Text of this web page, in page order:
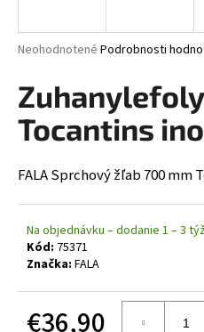
Priemerné hodnotenie produktu je
Neohodnotené Podrobnosti
Tocantins
FALA Sprchový žľab 700 mm
Na objednávku – dodanie 1 – 3
Kód: 75371
Značka: FALA
€36,90
j
ť
?
HĽADAŤ